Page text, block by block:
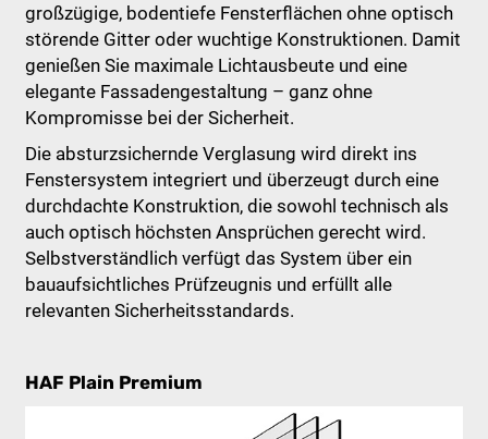
großzügige, bodentiefe Fensterflächen ohne optisch
störende Gitter oder wuchtige Konstruktionen. Damit
genießen Sie maximale Lichtausbeute und eine
elegante Fassadengestaltung – ganz ohne
Kompromisse bei der Sicherheit.
Die absturzsichernde Verglasung wird direkt ins
Fenstersystem integriert und überzeugt durch eine
durchdachte Konstruktion, die sowohl technisch als
auch optisch höchsten Ansprüchen gerecht wird.
Selbstverständlich verfügt das System über ein
bauaufsichtliches Prüfzeugnis und erfüllt alle
relevanten Sicherheitsstandards.
HAF Plain Premium